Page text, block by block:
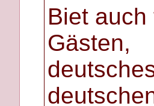
Biet
Gästen,